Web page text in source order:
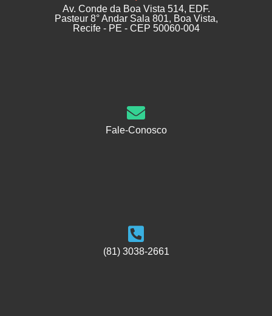
Av. Conde da Boa Vista 514, EDF.
Pasteur 8° Andar Sala 801, Boa Vista,
Recife - PE - CEP 50060-004
Fale-Conosco
(81) 3038-2661